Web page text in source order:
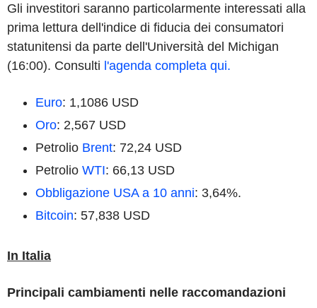
Gli investitori saranno particolarmente interessati alla
prima lettura dell'indice di fiducia dei consumatori
statunitensi da parte dell'Università del Michigan
(16:00). Consulti l'agenda completa qui.
Euro: 1,1086 USD
Oro: 2,567 USD
Petrolio Brent: 72,24 USD
Petrolio WTI: 66,13 USD
Obbligazione USA a 10 anni: 3,64%.
Bitcoin: 57,838 USD
In Italia
Principali cambiamenti nelle raccomandazioni